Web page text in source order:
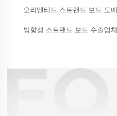
오리엔티드 스트랜드 보드 도매
방향성 스트랜드 보드 수출업체